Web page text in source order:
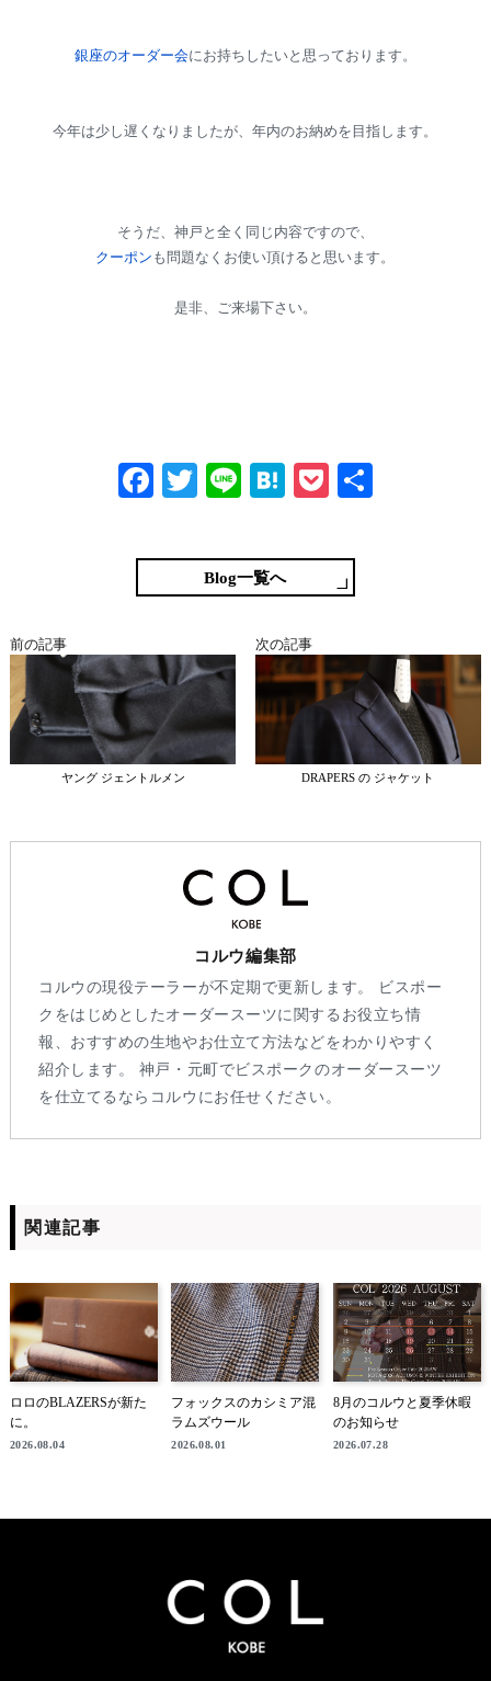
銀座のオーダー会にお持ちしたいと思っております。
今年は少し遅くなりましたが、年内のお納めを目指します。
そうだ、神戸と全く同じ内容ですので、
クーポン も問題なくお使い頂けると思います。
是非、ご来場下さい。
Fa
bo
ok
T
tte
r
Li
H
en
a
P
ke
t
Blog一覧へ
前の記事
ヤング ジェントルメン
次の記事
DRAPERS の ジャケット
コルウ編集部
コルウの現役テーラーが不定期で更新します。 ビスポー
クをはじめとしたオーダースーツに関するお役立ち情
報、おすすめの生地やお仕立て方法などをわかりやすく
紹介します。 神戸・元町でビスポークのオーダースーツ
を仕立てるならコルウにお任せください。
関連記事
ロロのBLAZERSが新た
に。
2026.08.04
フォックスのカシミア混
ラムズウール
2026.08.01
8月のコルウと夏季休暇
のお知らせ
2026.07.28